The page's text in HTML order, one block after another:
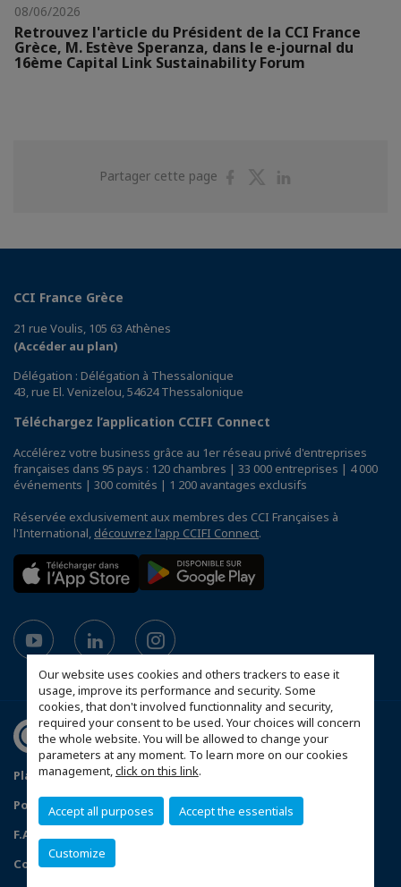
Our website uses cookies and others trackers to ease it
usage, improve its performance and security. Some
cookies, that don't involved functionnality and security,
required your consent to be used. Your choices will concern
the whole website. You will be allowed to change your
parameters at any moment. To learn more on our cookies
management,click on this link.
Accept all purposes Accept the essentials
Customize
08/06/2026
Retrouvez l'article du Président de la CCI France
Grèce, M. Estève Speranza, dans le e-journal du
16ème Capital Link Sustainability Forum
Partager cette page
PartagerPartager
CCI France Grèce
21 rue Voulis, 105 63 Athènes
(Accéder au plan)
Délégation : Délégation à Thessalonique
43, rue El. Venizelou, 54624 Thessalonique
Téléchargez l’application CCIFI Connect
Accélérez votre business grâce au 1er réseau privé d'entreprises
françaises dans 95 pays : 120 chambres | 33 000 entreprises | 4 000
événements | 300 comités | 1 200 avantages exclusifs
Réservée exclusivement aux membres des CCI Françaises à
l'International, découvrez l'app CCIFI Connect.
Plan du site Twitter
Mentions légales
Politique de confidentialité
F.A.Q. - Frequently Asked Questions
Configurer vos préférences cookies